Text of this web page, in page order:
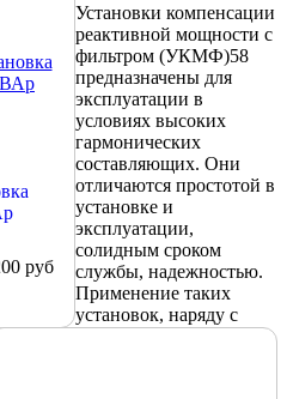
руб
Установки компенсации
реактивной мощности с
фильтром (УКМФ)58
предназначены для
эксплуатации в
условиях высоких
гармонических
составляющих. Они
отличаются простотой в
установке и
эксплуатации,
солидным сроком
службы, надежностью.
Применение таких
установок, наряду с